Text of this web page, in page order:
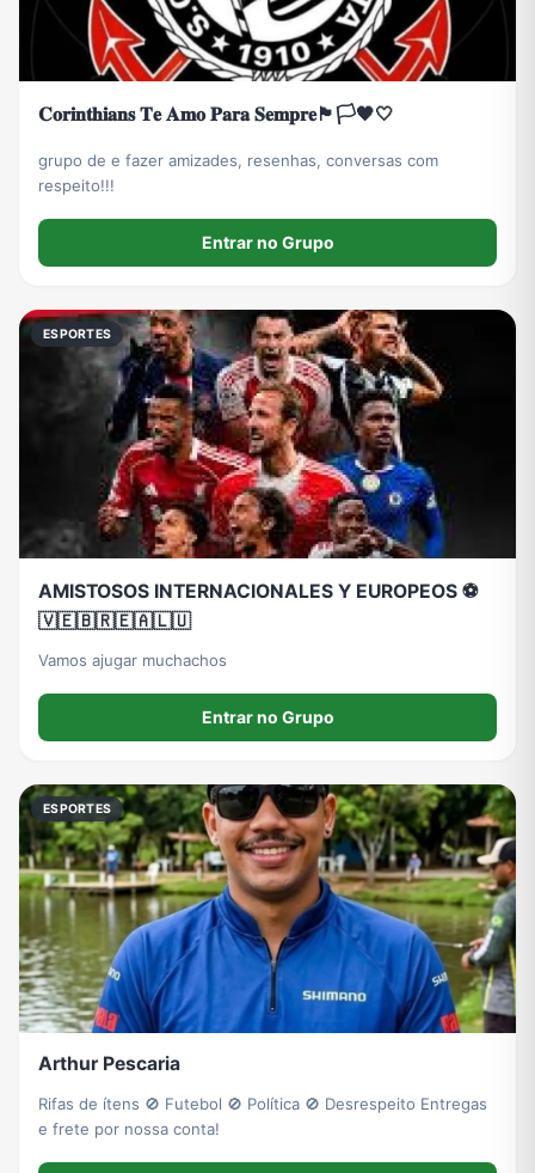
𝐂𝐨𝐫𝐢𝐧𝐭𝐡𝐢𝐚𝐧𝐬 𝐓𝐞 𝐀𝐦𝐨 𝐏𝐚𝐫𝐚 𝐒𝐞𝐦𝐩𝐫𝐞🏴🏳️🖤🤍
grupo de e fazer amizades, resenhas, conversas com
respeito!!!
Entrar no Grupo
ESPORTES
AMISTOSOS INTERNACIONALES Y EUROPEOS ⚽️
🇻🇪🇧🇷🇪🇦🇱🇺
Vamos ajugar muchachos
Entrar no Grupo
ESPORTES
Arthur Pescaria
Rifas de ítens 🚫 Futebol 🚫 Política 🚫 Desrespeito Entregas
e frete por nossa conta!